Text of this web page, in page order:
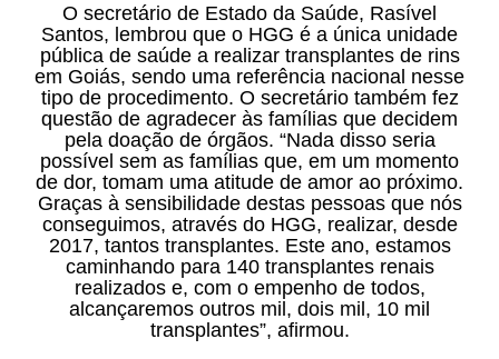
O secretário de Estado da Saúde, Rasível
Santos, lembrou que o HGG é a única unidade
pública de saúde a realizar transplantes de rins
em Goiás, sendo uma referência nacional nesse
tipo de procedimento. O secretário também fez
questão de agradecer às famílias que decidem
pela doação de órgãos. “Nada disso seria
possível sem as famílias que, em um momento
de dor, tomam uma atitude de amor ao próximo.
Graças à sensibilidade destas pessoas que nós
conseguimos, através do HGG, realizar, desde
2017, tantos transplantes. Este ano, estamos
caminhando para 140 transplantes renais
realizados e, com o empenho de todos,
alcançaremos outros mil, dois mil, 10 mil
transplantes”, afirmou.